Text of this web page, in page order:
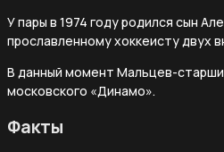
У пары в 1974 году родился сын
прославленному хоккеисту двух
В данный момент Мальцев-
московского «Динамо».
Факты